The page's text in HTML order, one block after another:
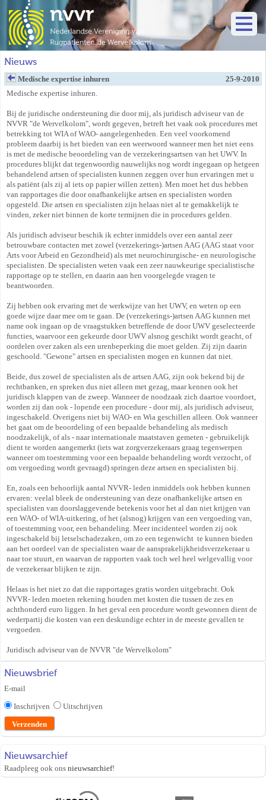
Nieuws
Medische expertise inhuren
25-9-2010
Medische expertise inhuren.
Bij de juridische ondersteuning die door mij, als juridisch adviseur van de
NVVR "de Wervelkolom", wordt gegeven, betreft het vaak ook procedures met
betrekking tot WIA of WAO- aangelegenheden. Een veel voorkomend
probleem daarbij is het bieden van een weerwoord wanneer men het niet eens
is met de medische beoordeling van de verzekeringsartsen van het UWV. In
procedures blijkt dat tegenwoordig nauwelijks nog wordt ingegaan op hetgeen
behandelend artsen of specialisten kunnen zeggen over hun ervaringen met u
als patiënt (als zij al iets op papier willen zetten). Men moet het dus hebben
van rapportages die door onafhankelijke artsen en specialisten worden
opgesteld. Die artsen en specialisten zijn helaas niet al te gemakkelijk te
vinden, zeker niet binnen de korte termijnen die in procedures gelden.
Als juridisch adviseur beschik ik echter inmiddels over een aantal zeer
betrouwbare contacten met zowel (verzekerings-)artsen AAG (AAG staat voor
Arts voor Arbeid en Gezondheid) als met neurochirurgische- en neurologische
specialisten. De specialisten weten vaak een zeer nauwkeurige specialistische
rapportage op te stellen, en daarin aan hen voorgelegde vragen te
beantwoorden.
Zij hebben ook ervaring met de werkwijze van het UWV, en weten op een
goede wijze daar mee om te gaan. De (verzekerings-)artsen AAG kunnen met
name ook ingaan op de vraagstukken betreffende de door UWV geselecteerde
functies, waarvoor een gekeurde door UWV alsnog geschikt wordt geacht, of
oordelen over zaken als een urenbeperking die moet gelden. Zij zijn daarin
geschoold. "Gewone" artsen en specialisten mogen en kunnen dat niet.
Beide, dus zowel de specialisten als de artsen AAG, zijn ook bekend bij de
rechtbanken, en spreken dus niet alleen met gezag, maar kennen ook het
juridisch klappen van de zweep. Wanneer de noodzaak zich daartoe voordoet,
worden zij dan ook - lopende een procedure - door mij, als juridisch adviseur,
ingeschakeld. Overigens niet bij WAO- en Wia geschillen alleen. Ook wanneer
het gaat om de beoordeling of een bepaalde behandeling als medisch
noodzakelijk, of als - naar internationale maatstaven gemeten - gebruikelijk
dient te worden aangemerkt (iets wat zorgverzekeraars graag tegenwerpen
wanneer om toestemming voor een bepaalde behandeling wordt verzocht, of
om vergoeding wordt gevraagd) springen deze artsen en specialisten bij.
En, zoals een behoorlijk aantal NVVR- leden inmiddels ook hebben kunnen
ervaren: veelal bleek de ondersteuning van deze onafhankelijke artsen en
specialisten van doorslaggevende betekenis voor het al dan niet krijgen van
een WAO- of WIA-uitkering, of het (alsnog) krijgen van een vergoeding van,
of toestemming voor, een behandeling. Meer incidenteel worden zij ook
ingeschakeld bij letselschadezaken, om zo een tegenwicht te kunnen bieden
aan het oordeel van de specialisten waar de aansprakelijkheidsverzekeraar u
naar toe stuurt, en waarvan de rapporten vaak toch wel heel welgevallig voor
de verzekeraar blijken te zijn.
Helaas is het niet zo dat die rapportages gratis worden uitgebracht. Ook
NVVR- leden moeten rekening houden met kosten die tussen de zes en
achthonderd euro liggen. In het geval een procedure wordt gewonnen dient de
wederpartij die kosten van een deskundige echter in de meeste gevallen te
vergoeden.
Juridisch adviseur van de NVVR "de Wervelkolom"
Nieuwsbrief
E-mail
Inschrijven
Uitschrijven
Nieuwsarchief
Raadpleeg ook ons nieuwsarchief!